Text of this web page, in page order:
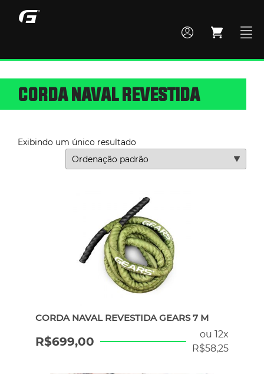
MONTE SEU BOX
TODOS OS PRODUTOS
HYROX
CORDA NAVAL REVESTIDA
Exibindo um único resultado
CORDA NAVAL REVESTIDA GEARS 7 M
ou 12x
R$58,25
R$699,00